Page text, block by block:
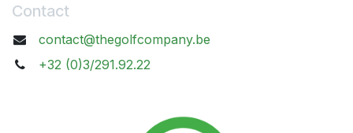
Contact
contact@thegolfcompany.be
+32 (0)3/291.92.22